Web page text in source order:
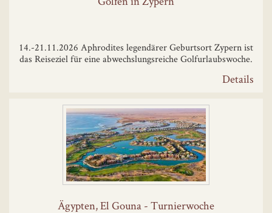
14.-21.11.2026 Aphrodites legendärer Geburtsort Zypern ist
das Reiseziel für eine abwechslungsreiche Golfurlaubswoche.
Details
Ägypten, El Gouna - Turnierwoche